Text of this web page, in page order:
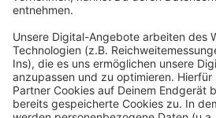
Mehr
Akzeptieren
powered by
Fünf für Atze Schröder
Anzeige